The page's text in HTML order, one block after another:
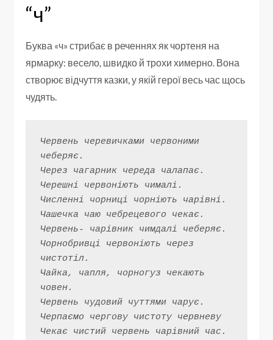
“ч”
Буква «ч» стрибає в реченнях як чортеня на
ярмарку: весело, швидко й трохи химерно. Вона
створює відчуття казки, у якій герої весь час щось
чудять.
Червень черевичками червоними
чеберяє.
Через чагарник череда чалапає.
Черешні червоніють чималі.
Численні чорниці чорніють чарівні.
Чашечка чаю чебрецевого чекає.
Червень- чарівник чимдалі чеберяє.
Чорнобривці червоніють через
чистотіл.
Чайка, чапля, чорногуз чекають
човен.
Червень чудовий чуттями чарує.
Черпаємо чергову чистоту червневу
Чекає чистий червень чарівний час.